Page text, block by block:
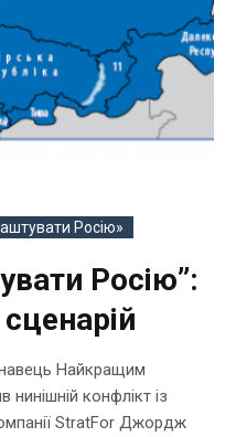
Росію»
Росію”:
Найкращим
конфлікт із
StratFor Джордж